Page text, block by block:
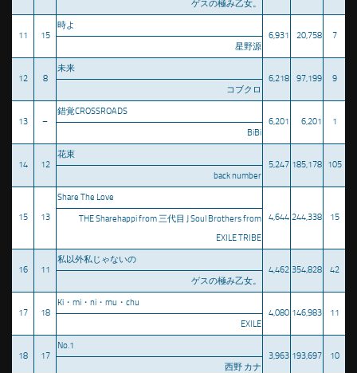
ゲスの極み乙女。
11 15
時よ
6,931
20,758
7
星野源
12 8
未来
6,218
97,199
9
コブクロ
13 –
錯覚CROSSROADS
6,201
6,201
1
BiBi
14 12
花束
5,247 185,178
105
back number
15 13
Share The Love
4,644 244,338 15
THE Sharehappi from 三代目 J Soul Brothers from
EXILE TRIBE
16 11
私以外私じゃないの
4,462 354,828
42
ゲスの極み乙女。
17 18
Ki・mi・ni・mu・chu
4,080 146,983
11
EXILE
18 17
No.1
3,963 193,697
10
西野 カナ